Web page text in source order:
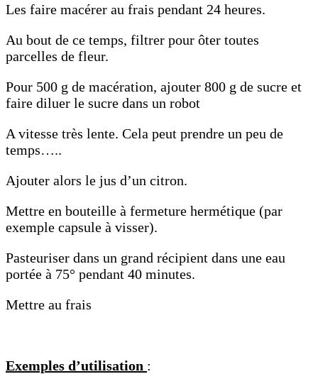
Les faire macérer au frais pendant 24 heures.
Au bout de ce temps, filtrer pour ôter toutes
parcelles de fleur.
Pour 500 g de macération, ajouter 800 g de sucre et
faire diluer le sucre dans un robot
A vitesse très lente. Cela peut prendre un peu de
temps…..
Ajouter alors le jus d’un citron.
Mettre en bouteille à fermeture hermétique (par
exemple capsule à visser).
Pasteuriser dans un grand récipient dans une eau
portée à 75° pendant 40 minutes.
Mettre au frais
Exemples d’utilisation :